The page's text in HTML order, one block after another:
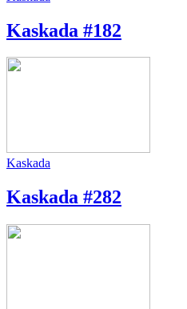
Kaskada #182
Kaskada
Kaskada #282